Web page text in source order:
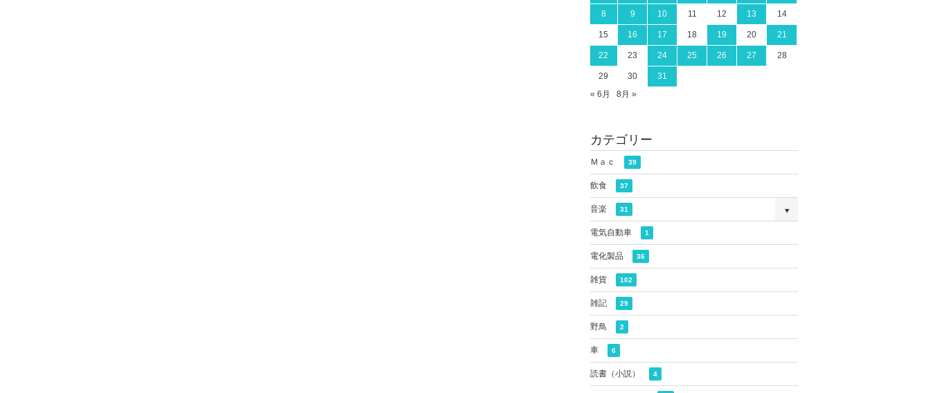
8 9 10 11 12 13 14
15 16 17 18 19 20 21
22 23 24 25 26 27 28
29 30
31
« 6月
8月 »
カテゴリー
Ｍａｃ 39
飲食 37
音楽 31
電気自動車 1
電化製品 36
雑貨 102
雑記 29
野鳥 2
車 6
読書（小説） 4